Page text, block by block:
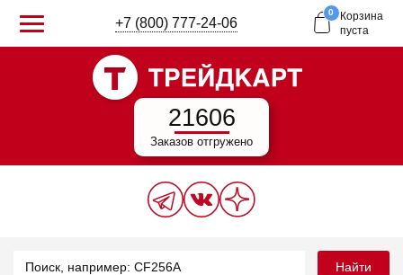
+7 (800) 777-24-06
0
Корзина
пуста
21606
Заказов отгружено
Найти